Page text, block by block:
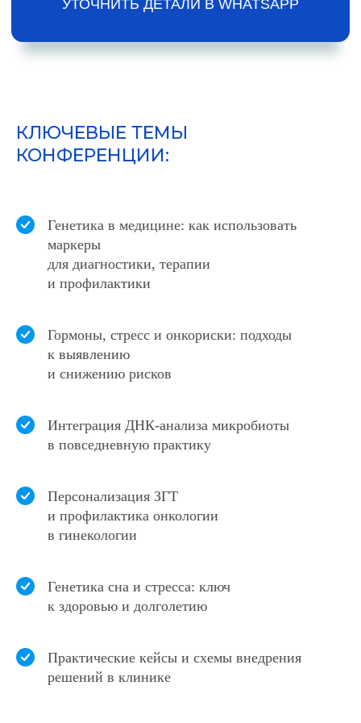
КЛЮЧЕВЫЕ ТЕМЫ
КОНФЕРЕНЦИИ:
Генетика в медицине: как использовать
маркеры
для диагностики, терапии
и профилактики
Гормоны, стресс и онкориски: подходы
к выявлению
и снижению рисков
Интеграция ДНК-анализа микробиоты
в повседневную практику
Персонализация ЗГТ
и профилактика онкологии
в гинекологии
Генетика сна и стресса: ключ
к здоровью и долголетию
Практические кейсы и схемы внедрения
решений в клинике
на рынке генетических исследований с
2013 года. Панели тестов позволяют
изучить ключевые показатели,